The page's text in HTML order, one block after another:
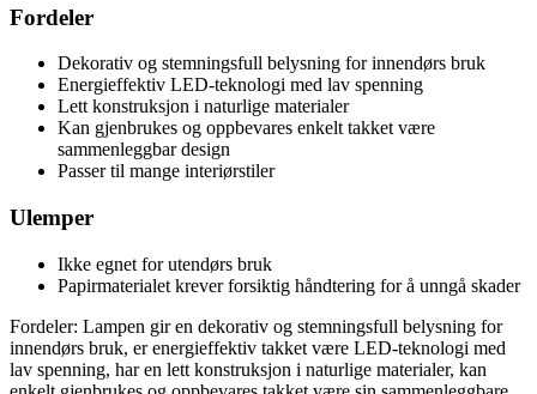
Fordeler
Dekorativ og stemningsfull belysning for innendørs bruk
Energieffektiv LED-teknologi med lav spenning
Lett konstruksjon i naturlige materialer
Kan gjenbrukes og oppbevares enkelt takket være
sammenleggbar design
Passer til mange interiørstiler
Ulemper
Ikke egnet for utendørs bruk
Papirmaterialet krever forsiktig håndtering for å unngå skader
Fordeler: Lampen gir en dekorativ og stemningsfull belysning for
innendørs bruk, er energieffektiv takket være LED-teknologi med
lav spenning, har en lett konstruksjon i naturlige materialer, kan